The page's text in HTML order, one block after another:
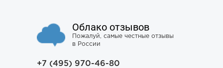
Облако отзывов
Пожалуй, самые честные отзывы
в России
+7 (495) 970-46-80